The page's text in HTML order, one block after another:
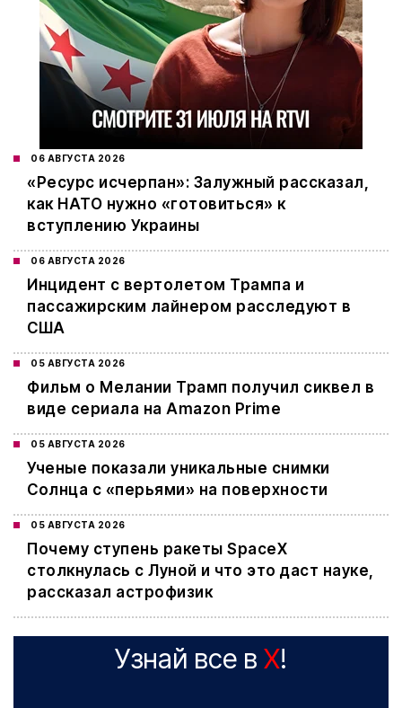
06 АВГУСТА 2026
«Ресурс исчерпан»: Залужный рассказал,
как НАТО нужно «готовиться» к
вступлению Украины
06 АВГУСТА 2026
Инцидент с вертолетом Трампа и
пассажирским лайнером расследуют в
США
05 АВГУСТА 2026
Фильм о Мелании Трамп получил сиквел в
виде сериала на Amazon Prime
05 АВГУСТА 2026
Ученые показали уникальные снимки
Солнца с «перьями» на поверхности
05 АВГУСТА 2026
Почему ступень ракеты SpaceX
столкнулась с Луной и что это даст науке,
рассказал астрофизик
Узнай все в X!